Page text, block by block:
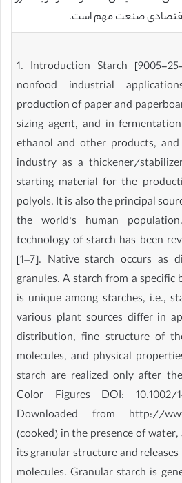
صنعت مهم است.
1. Introduction Starch [9005-
nonfood industrial
production of paper and
sizing agent, and in
ethanol and other products,
industry as a thickener/
starting material for the
polyols. It is also the principal
the world’s human
technology of starch has been
[1–7]. Native starch occurs as
granules. A starch from a specific
is unique among starches, i.e.,
various plant sources differ in
distribution, fine structure of
molecules, and physical
starch are realized only after
Color Figures DOI: 10.1002/
Downloaded from http://
(cooked) in the presence of
its granular structure and
molecules. Granular starch is